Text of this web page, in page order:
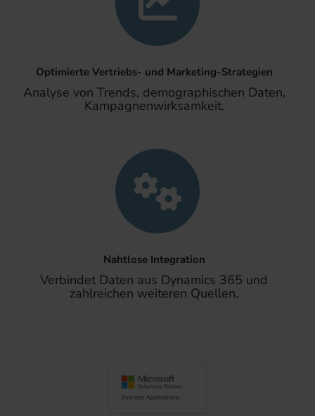
Optimierte Vertriebs- und Marketing-Strategien
Analyse von Trends, demographischen Daten,
Kampagnenwirksamkeit.
Nahtlose Integration
Verbindet Daten aus Dynamics 365 und
zahlreichen weiteren Quellen.